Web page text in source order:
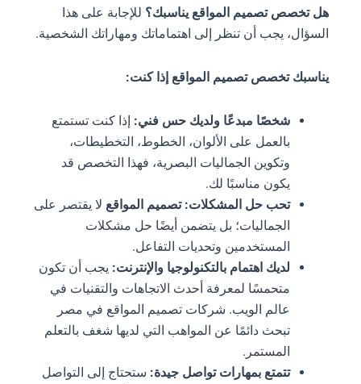
هل تخصص تصميم المواقع يناسبك؟للإجابة على هذا
السؤال، يجب أن تنظر إلى اهتماماتك ومهاراتك الشخصية.
يناسبك تخصص تصميم المواقع إذا كنت:
شخصًا مبدعًا ولديك حس فني: إذا كنت تستمتع
بالعمل على الألوان، الخطوط، التخطيطات،
وتكوين الجماليات البصرية، فهذا التخصص قد
يكون مناسبًا لك.
تحب حل المشكلات: تصميم المواقعلا يقتصر على
الجماليات؛ بل يتضمن أيضًا حل مشكلات
المستخدمين وتحديات التفاعل.
لديك اهتمام بالتكنولوجيا والإنترنت:يجب أن تكون
متحمسًا لمعرفة أحدث الاتجاهات والتقنيات في
عالم الويب. شركات تصميم المواقع في مصر
تبحث دائمًا عن المواهب التي لديها شغف بالتعلم
المستمر.
تتمتع بمهارات تواصل جيدة:ستحتاج إلى التواصل